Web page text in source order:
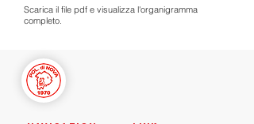
Scarica il file pdf e visualizza l'organigramma
completo.